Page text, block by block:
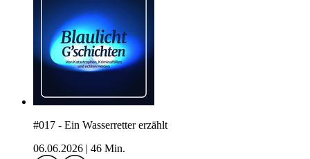
#017 - Ein Wasserretter erzählt
06.06.2026
46 Min.